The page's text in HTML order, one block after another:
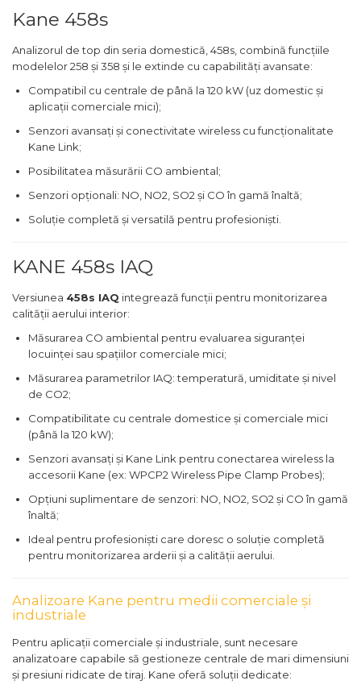
Kane 458s
Analizorul de top din seria domestică, 458s, combină funcțiile
modelelor 258 și 358 și le extinde cu capabilități avansate:
Compatibil cu centrale de până la 120 kW (uz domestic și
aplicații comerciale mici);
Senzori avansați și conectivitate wireless cu funcționalitate
Kane Link;
Posibilitatea măsurării CO ambiental;
Senzori opționali: NO, NO2, SO2 și CO în gamă înaltă;
Soluție completă și versatilă pentru profesioniști.
KANE 458s IAQ
Versiunea 458s IAQ integrează funcții pentru monitorizarea
calității aerului interior:
Măsurarea CO ambiental pentru evaluarea siguranței
locuinței sau spațiilor comerciale mici;
Măsurarea parametrilor IAQ: temperatură, umiditate și nivel
de CO2;
Compatibilitate cu centrale domestice și comerciale mici
(până la 120 kW);
Senzori avansați și Kane Link pentru conectarea wireless la
accesorii Kane (ex: WPCP2 Wireless Pipe Clamp Probes);
Opțiuni suplimentare de senzori: NO, NO2, SO2 și CO în gamă
înaltă;
Ideal pentru profesioniști care doresc o soluție completă
pentru monitorizarea arderii și a calității aerului.
Analizoare Kane pentru medii comerciale și
industriale
Pentru aplicații comerciale și industriale, sunt necesare
analizatoare capabile să gestioneze centrale de mari dimensiuni
și presiuni ridicate de tiraj. Kane oferă soluții dedicate: